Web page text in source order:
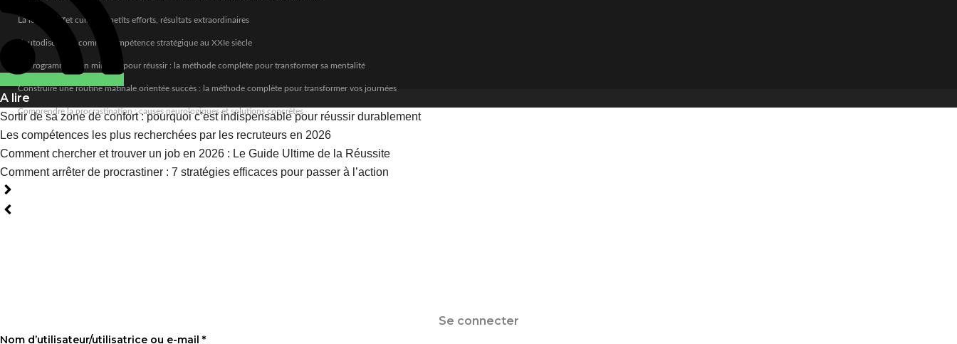
La loi de l’effet cumulé : petits efforts, résultats extraordinaires
L’autodiscipline comme compétence stratégique au XXIe siècle
Reprogrammer son mindset pour réussir : la méthode complète pour transformer sa mentalité
Construire une routine matinale orientée succès : la méthode complète pour transformer vos journées
Comprendre la procrastination : causes neurologiques et solutions concrètes
A lire
Sortir de sa zone de confort : pourquoi c’est indispensable pour réussir durablement
Les compétences les plus recherchées par les recruteurs en 2026
Comment chercher et trouver un job en 2026 : Le Guide Ultime de la Réussite
Comment arrêter de procrastiner : 7 stratégies efficaces pour passer à l’action
Se connecter
Nom d’utilisateur/utilisatrice ou e-mail *